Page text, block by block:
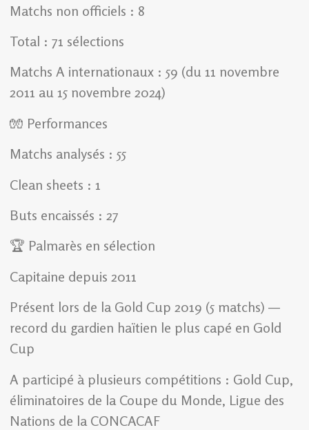
Matchs non officiels : 8
Total : 71 sélections
Matchs A internationaux : 59 (du 11 novembre
2011 au 15 novembre 2024)
🧤 Performances
Matchs analysés : 55
Clean sheets : 1
Buts encaissés : 27
🏆 Palmarès en sélection
Capitaine depuis 2011
Présent lors de la Gold Cup 2019 (5 matchs) —
record du gardien haïtien le plus capé en Gold
Cup
A participé à plusieurs compétitions : Gold Cup,
éliminatoires de la Coupe du Monde, Ligue des
Nations de la CONCACAF